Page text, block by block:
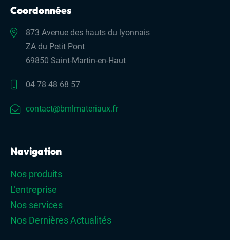
Coordonnées
873 Avenue des hauts du lyonnais
ZA du Petit Pont
69850 Saint-Martin-en-Haut
04 78 48 68 57
contact@bmlmateriaux.fr
Navigation
Nos produits
L’entreprise
Nos services
Nos Dernières Actualités